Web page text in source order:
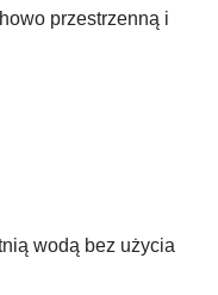
przestrzenną i
wodą bez użycia